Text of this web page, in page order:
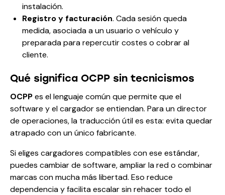
instalación.
Registro y facturación. Cada sesión queda
medida, asociada a un usuario o vehículo y
preparada para repercutir costes o cobrar al
cliente.
Qué significa OCPP sin tecnicismos
OCPPes el lenguaje común que permite que el
software y el cargador se entiendan. Para un director
de operaciones, la traducción útil es esta: evita quedar
atrapado con un único fabricante.
Si eliges cargadores compatibles con ese estándar,
puedes cambiar de software, ampliar la red o combinar
marcas con mucha más libertad. Eso reduce
dependencia y facilita escalar sin rehacer todo el